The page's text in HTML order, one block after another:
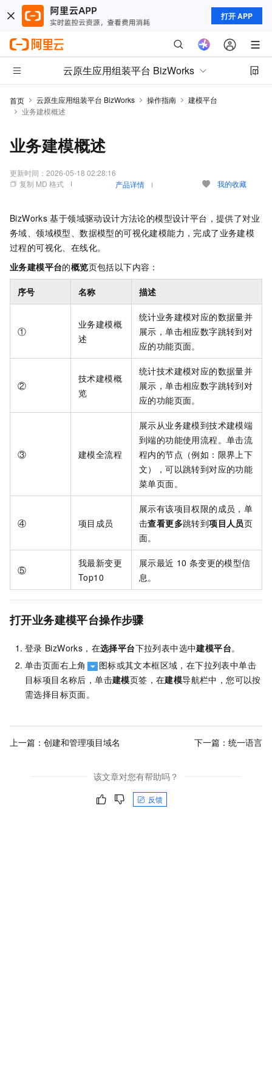
打开 APP
云原生应用组装平台 BizWorks
首页 云原生应用组装平台 BizWorks 操作指南
建模平台
业务建模概述
业务建模概述
更新时间： 2026-05-18 02:28:16
复制 MD 格式
产品详情 我的收藏
BizWorks 基于领域驱动设计方法论的模型设计平台，提供了对业
务域、领域模型、数据模型的可视化建模能力，完成了业务建模
过程的可视化、在线化。
业务建模平台的概览页包括以下内容：
序号 名称 描述
①
业务建模概
述
统计业务建模对应的数据量并
展示，单击相应数字跳转到对
应的功能页面。
②
技术建模概
览
统计技术建模对应的数据量并
展示，单击相应数字跳转到对
应的功能页面。
③ 建模全流程
展示从业务建模到技术建模端
到端的功能使用流程。单击流
程内的节点（例如：限界上下
文），可以跳转到对应的功能
菜单页面。
④ 项目成员
展示有该项目权限的成员，单
击查看更多跳转到项目人员页
面。
⑤
我最新变更
Top10
展示最近 10 条变更的模型信
息。
打开业务建模平台操作步骤
登录 BizWorks，在选择平台下拉列表中选中建模平台。
单击页面右上角
图标或其文本框区域，在下拉列表中单击
目标项目名称后，单击建模页签，在建模导航栏中，您可以按
需选择目标页面。
上一篇： 创建和管理项目域名 下一篇： 统一语言
该文章对您有帮助吗？
反馈